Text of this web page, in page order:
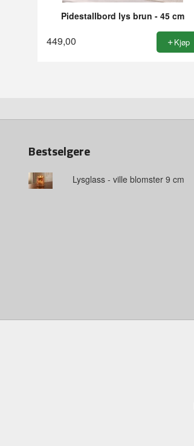
Pidestallbord lys brun - 45 cm
449,00 Kjøp
Bestselgere
Lysglass - ville blomster 9 cm